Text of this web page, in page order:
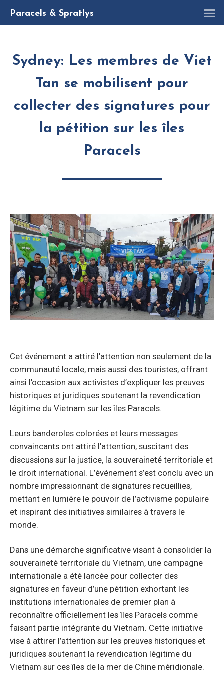
Paracels & Spratlys
Sydney: Les membres de Viet
Tan se mobilisent pour
collecter des signatures pour
la pétition sur les îles
Paracels
Cet événement a attiré l’attention non seulement de la
communauté locale, mais aussi des touristes, offrant
ainsi l’occasion aux activistes d’expliquer les preuves
historiques et juridiques soutenant la revendication
légitime du Vietnam sur les îles Paracels.
Leurs banderoles colorées et leurs messages
convaincants ont attiré l’attention, suscitant des
discussions sur la justice, la souveraineté territoriale et
le droit international. L’événement s’est conclu avec un
nombre impressionnant de signatures recueillies,
mettant en lumière le pouvoir de l’activisme populaire
et inspirant des initiatives similaires à travers le
monde.
Dans une démarche significative visant à consolider la
souveraineté territoriale du Vietnam, une campagne
internationale a été lancée pour collecter des
signatures en faveur d’une pétition exhortant les
institutions internationales de premier plan à
reconnaître officiellement les îles Paracels comme
faisant partie intégrante du Vietnam. Cette initiative
vise à attirer l’attention sur les preuves historiques et
juridiques soutenant la revendication légitime du
Vietnam sur ces îles de la mer de Chine méridionale.